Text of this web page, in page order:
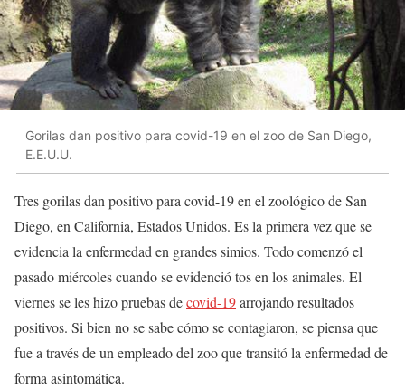
Gorilas dan positivo para covid-19 en el zoo de San Diego,
E.E.U.U.
Tres gorilas dan positivo para covid-19 en el zoológico de San
Diego, en California, Estados Unidos. Es la primera vez que se
evidencia la enfermedad en grandes simios. Todo comenzó el
pasado miércoles cuando se evidenció tos en los animales. El
viernes se les hizo pruebas decovid-19arrojando resultados
positivos. Si bien no se sabe cómo se contagiaron, se piensa que
fue a través de un empleado del zoo que transitó la enfermedad de
forma asintomática.